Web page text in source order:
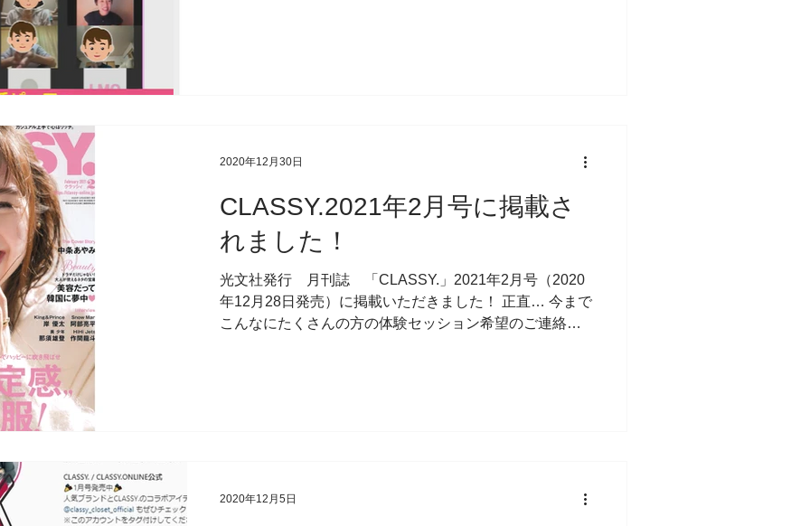
ント 婚活力UPパーソナルトレーニング
講座 セルフコーチング入門講座
ーチング メディア掲載
CLASSY.2021年2月号に掲載さ
れました！
光文社発行 月刊誌 「CLASSY.」2021年2月号（2020
年12月28日発売）に掲載いただきました！ 正直… 今まで
こんなにたくさんの方の体験セッション希望のご連絡を
2020年12月30日
2020年12月5日